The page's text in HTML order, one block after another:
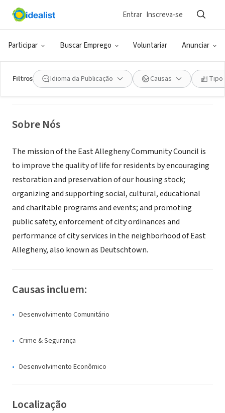
Participar Buscar Emprego Voluntariar Anunciar
Entrar Inscreva-se
Filtros Idioma da Publicação Causas Tipo
ONG (SETOR SOCIAL)
East Allegheny Community Council
Sobre Nós
The mission of the East Allegheny Community Council is
to improve the quality of life for residents by encouraging
restoration and preservation of our housing stock;
organizing and supporting social, cultural, educational
and charitable programs and events; and promoting
public safety, enforcement of city ordinances and
performance of city services in the neighborhood of East
Allegheny, also known as Deutschtown.
Causas incluem:
Desenvolvimento Comunitário
Crime & Segurança
Desenvolvimento Econômico
Localização